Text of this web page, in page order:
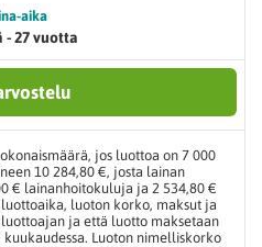
aika
- 27 vuotta
jos luottoa on 7 000
10 284,80 €, josta lainan
€ lainanhoitokuluja ja 2 534,80 €
luoton korko, maksut ja
ja että luotto maksetaan
kuukaudessa. Luoton nimelliskorko